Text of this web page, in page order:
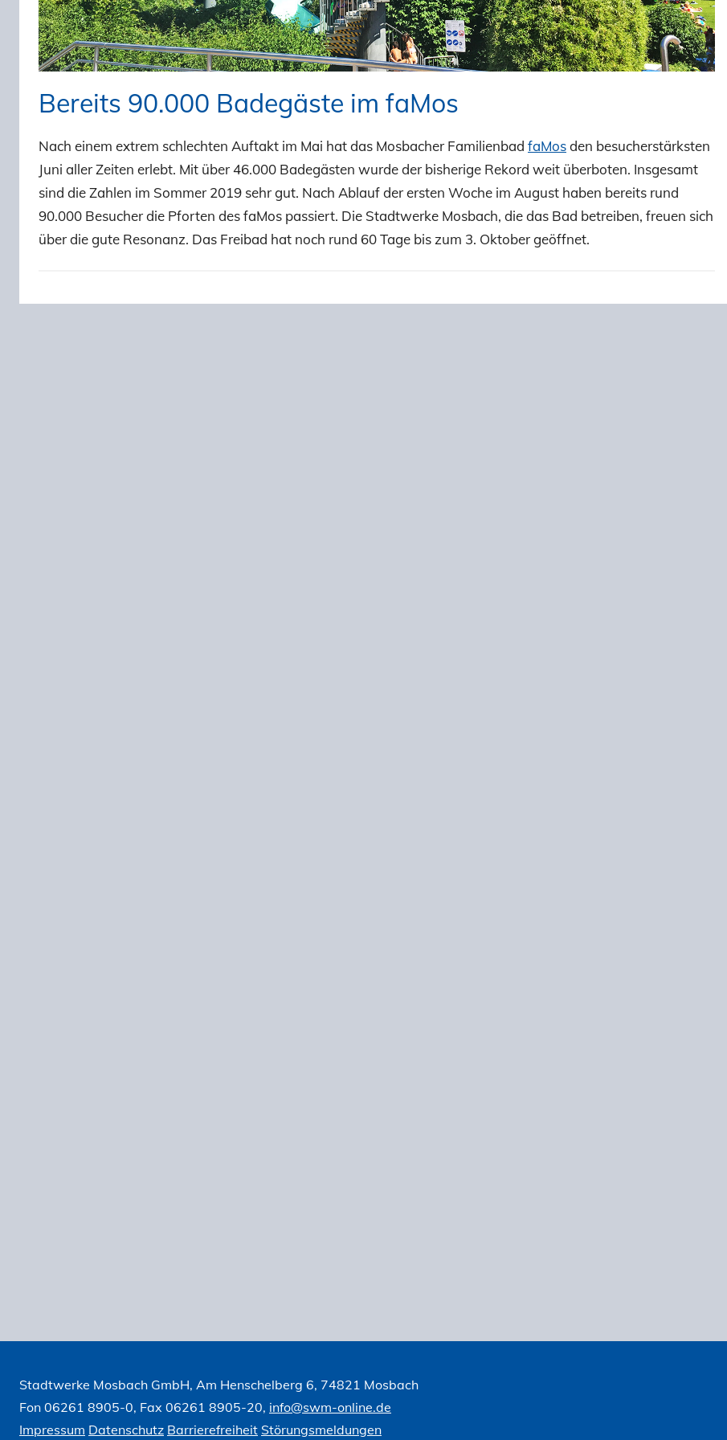
Bereits 90.000 Badegäste im faMos
Nach einem extrem schlechten Auftakt im Mai hat das Mosbacher Familienbad faMosden besucherstärksten
Juni aller Zeiten erlebt. Mit über 46.000 Badegästen wurde der bisherige Rekord weit überboten. Insgesamt
sind die Zahlen im Sommer 2019 sehr gut. Nach Ablauf der ersten Woche im August haben bereits rund
90.000 Besucher die Pforten des faMos passiert. Die Stadtwerke Mosbach, die das Bad betreiben, freuen sich
über die gute Resonanz. Das Freibad hat noch rund 60 Tage bis zum 3. Oktober geöffnet.
Stadtwerke Mosbach GmbH, Am Henschelberg 6, 74821 Mosbach
Fon 06261 8905-0, Fax 06261 8905-20, info@swm-online.de
Impressum Datenschutz Barrierefreiheit Störungsmeldungen